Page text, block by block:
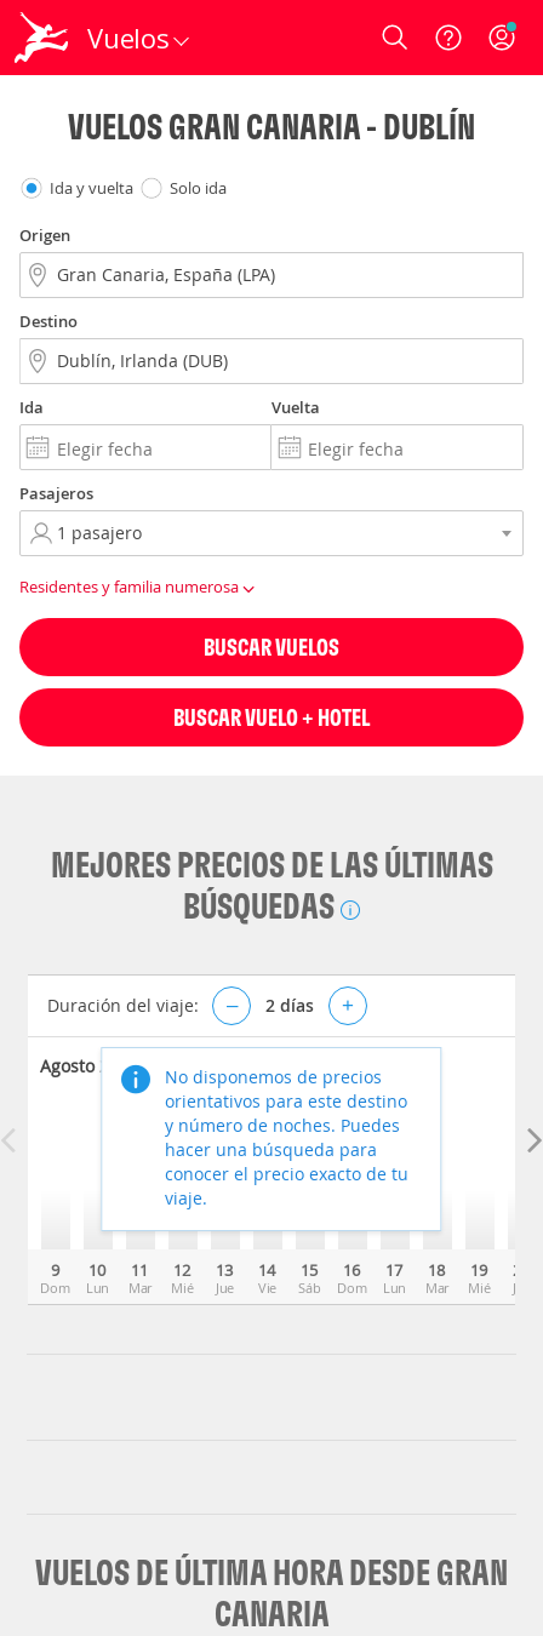
Vuelos Login
VUELOS GRAN CANARIA - DUBLÍN
Ida y vuelta Solo ida
Origen
Destino
Ida Vuelta
Pasajeros
Residentes y familia numerosa
BUSCAR VUELOS
BUSCAR VUELO + HOTEL
MEJORES PRECIOS DE LAS ÚLTIMAS
BÚSQUEDAS
Duración del viaje: – 2 días +
Agosto 2026
9
Dom
10
Lun
11
Mar
12
Mié
13
Jue
14
Vie
15
Sáb
16
Dom
17
Lun
18
Mar
19
Mié
20
Jue
No disponemos de precios
orientativos para este destino
y número de noches. Puedes
hacer una búsqueda para
conocer el precio exacto de tu
viaje.
VUELOS DE ÚLTIMA HORA DESDE GRAN
CANARIA